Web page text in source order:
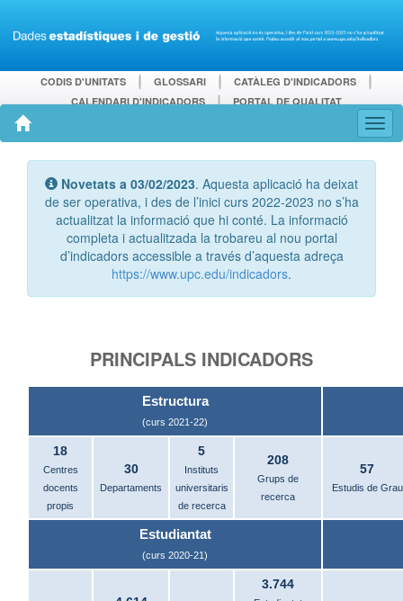
CODIS D'UNITATS GLOSSARI
CATÀLEG D'INDICADORS
CALENDARI D'INDICADORS
PORTAL DE QUALITAT
Novetats a 03/02/2023. Aquesta aplicació ha deixat
de ser operativa, i des de l’inici curs 2022-2023 no s’ha
actualitzat la informació que hi conté. La informació
completa i actualitzada la trobareu al nou portal
d’indicadors accessible a través d’aquesta adreça
https://www.upc.edu/indicadors.
PRINCIPALS INDICADORS
Estructura
(curs 2021-22)
18
Centres
docents
propis
30
Departaments
5
Instituts
universitaris
de recerca
208
Grups de
recerca
57
Estudis de Grau
Estudiantat
(curs 2020-21)
3.744